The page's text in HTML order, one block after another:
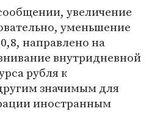
увеличение
уменьшение
направлено на
внутридневной
рубля к
значимым для
иностранным